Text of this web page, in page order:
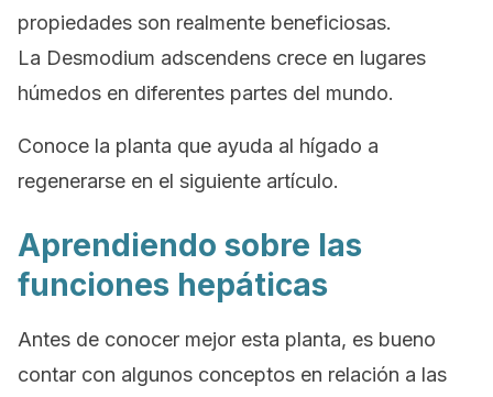
propiedades son realmente beneficiosas.
La Desmodium adscendens crece en lugares
húmedos en diferentes partes del mundo.
Conoce la planta que ayuda al hígado a
regenerarse en el siguiente artículo.
Aprendiendo sobre las
funciones hepáticas
Antes de conocer mejor esta planta, es bueno
contar con algunos conceptos en relación a las